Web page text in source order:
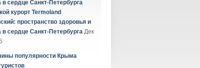
курорт Termoland
пространство здоровья и
сердце Санкт-Петербурга Дек